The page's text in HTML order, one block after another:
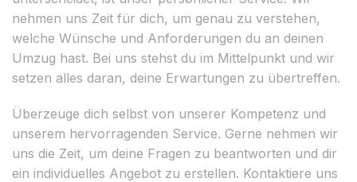
nehmen uns Zeit für dich, um genau zu verstehen,
welche Wünsche und Anforderungen du an deinen
Umzug hast. Bei uns stehst du im Mittelpunkt und wir
setzen alles daran, deine Erwartungen zu übertreffen.
Überzeuge dich selbst von unserer Kompetenz und
unserem hervorragenden Service. Gerne nehmen wir
uns die Zeit, um deine Fragen zu beantworten und dir
ein individuelles Angebot zu erstellen. Kontaktiere uns